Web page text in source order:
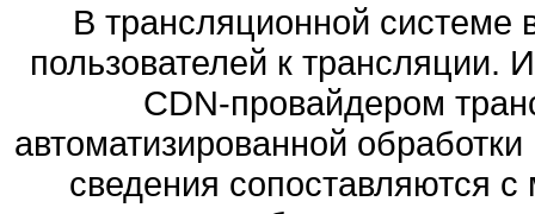
В трансляционной системе
пользователей к трансляции.
CDN-провайдером
автоматизированной
сведения сопоставляются